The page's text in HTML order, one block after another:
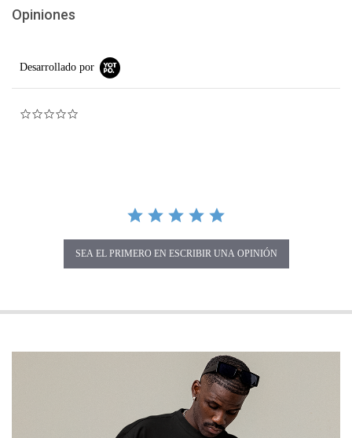
Opiniones
Desarrollado por
SEA EL PRIMERO EN ESCRIBIR UNA OPINIÓN